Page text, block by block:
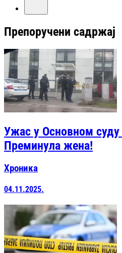
Препоручени садржај
Ужас у Основном
Преминула жена!
Хроника
04.11.2025.